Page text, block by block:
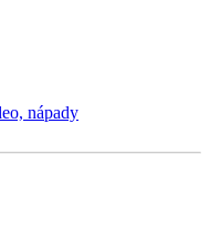
nápady